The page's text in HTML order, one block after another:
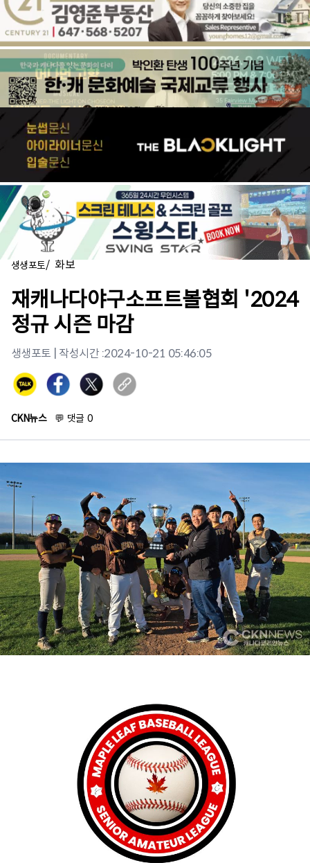
생생포토/ 화보
재캐나다야구소프트볼협회 '2024
정규 시즌 마감
생생포토 | 작성시간 :2024-10-21 05:46:05
CKN뉴스 💬 댓글 0